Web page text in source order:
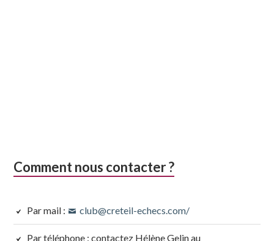
Comment nous contacter ?
Par mail : club@creteil-echecs.com/
Par téléphone : contactez Hélène Gelin au